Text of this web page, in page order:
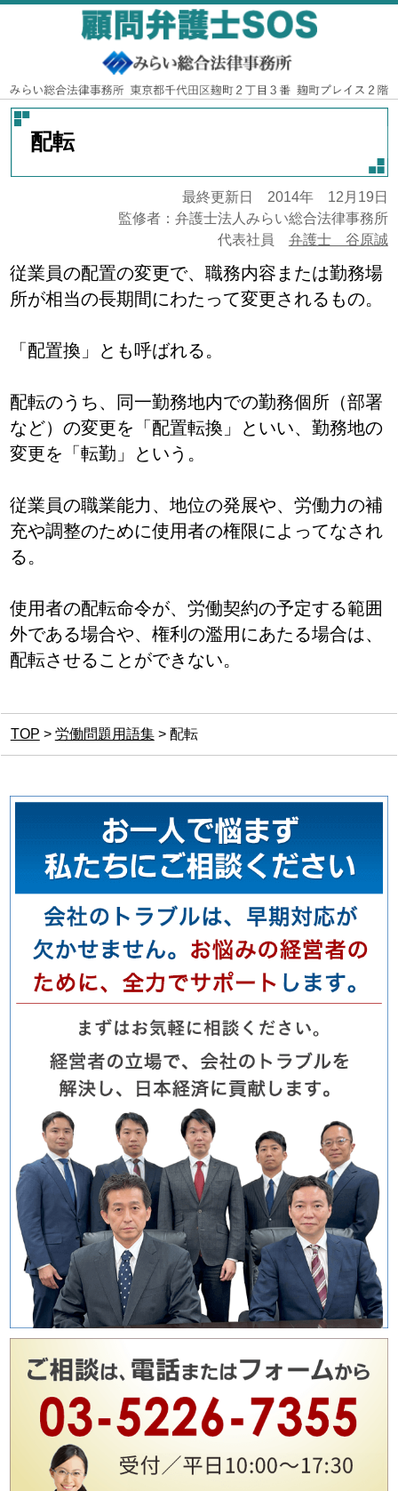
配転
最終更新日 2014年 12月19日
監修者：弁護士法人みらい総合法律事務所
代表社員 弁護士 谷原誠
従業員の配置の変更で、職務内容または勤務場
所が相当の長期間にわたって変更されるもの。
「配置換」とも呼ばれる。
配転のうち、同一勤務地内での勤務個所（部署
など）の変更を「配置転換」といい、勤務地の
変更を「転勤」という。
従業員の職業能力、地位の発展や、労働力の補
充や調整のために使用者の権限によってなされ
る。
使用者の配転命令が、労働契約の予定する範囲
外である場合や、権利の濫用にあたる場合は、
配転させることができない。
TOP > 労働問題用語集> 配転